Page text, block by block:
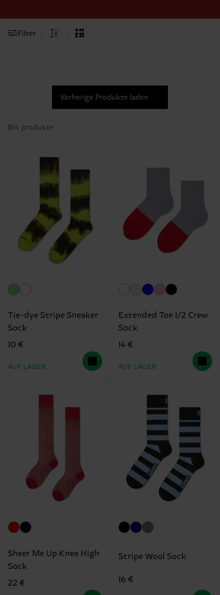
Filter
Vorherige Produkte laden
814 produkte
Tie-dye Stripe Sneaker
Sock
10 €
AUF LAGER
Extended Toe 1/2 Crew
Sock
14 €
AUF LAGER
Sheer Me Up Knee High
Sock
22 €
Stripe Wool Sock
16 €